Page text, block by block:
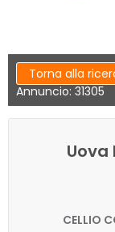
Torna alla
Annuncio: 31305
Uova
CELLIO